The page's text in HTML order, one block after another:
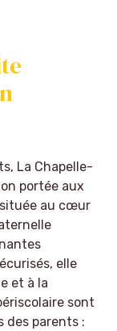
La Chapelle-
portée aux
située au cœur
elle
et à la
sont
des parents :